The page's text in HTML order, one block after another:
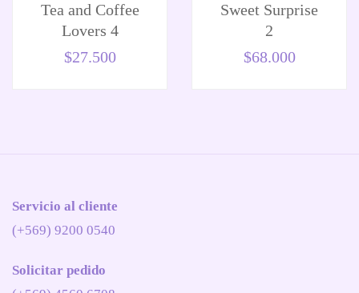
Tea and Coffee
Lovers 4
$27.500
Sweet Surprise
2
$68.000
Servicio al cliente
(+569) 9200 0540
Solicitar pedido